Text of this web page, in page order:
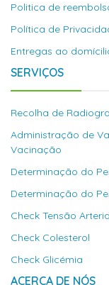
Politica de
Política de
Entregas ao
SERVIÇOS
Recolha de
Administração de
Vacinação
Determinação do
Determinação do
Check Tensão
Check Colesterol
Check Glicémia
ACERCA DE NÓS